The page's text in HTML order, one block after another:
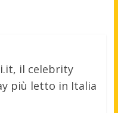
il celebrity
più letto in Italia